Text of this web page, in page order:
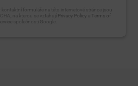
Privacy Policy
Terms of
Servicespolečnosti Google.